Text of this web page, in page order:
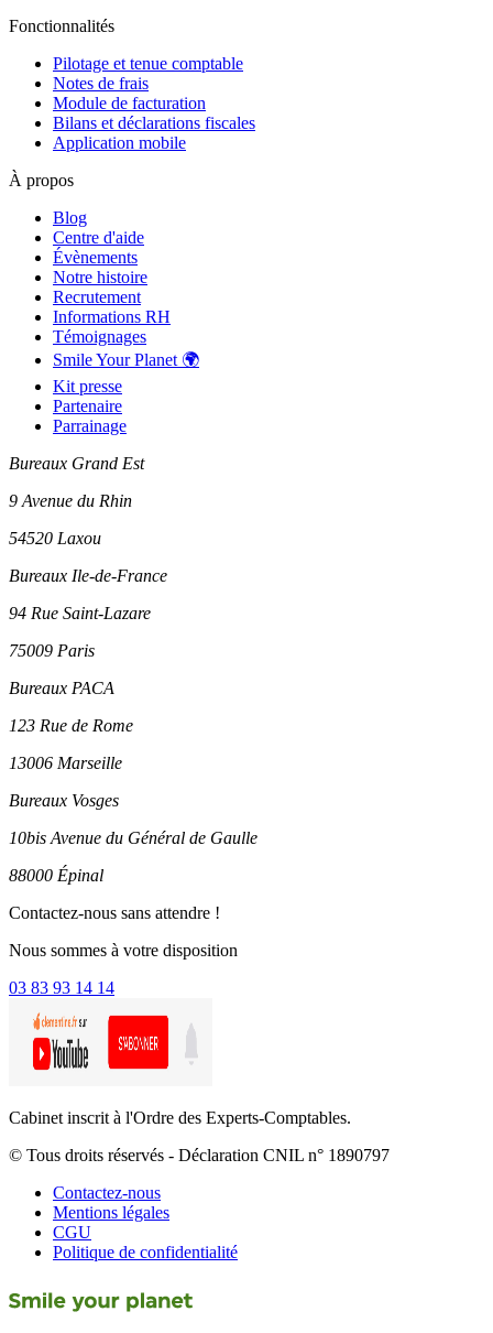
Fonctionnalités
Pilotage et tenue comptable
Notes de frais
Module de facturation
Bilans et déclarations fiscales
Application mobile
À propos
Blog
Centre d'aide
Évènements
Notre histoire
Recrutement
Informations RH
Témoignages
Smile Your Planet 🌍
Kit presse
Partenaire
Parrainage
Bureaux Grand Est
9 Avenue du Rhin
54520 Laxou
Bureaux Ile-de-France
94 Rue Saint-Lazare
75009 Paris
Bureaux PACA
123 Rue de Rome
13006 Marseille
Bureaux Vosges
10bis Avenue du Général de Gaulle
88000 Épinal
Contactez-nous sans attendre !
Nous sommes à votre disposition
03 83 93 14 14
Cabinet inscrit à l'Ordre des Experts-Comptables.
© Tous droits réservés - Déclaration CNIL n° 1890797
Contactez-nous
Mentions légales
CGU
Politique de confidentialité